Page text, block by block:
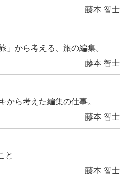
藤本 智士
から考える、旅の編集。
藤本 智士
ら考えた編集の仕事。
藤本 智士
と
藤本 智士